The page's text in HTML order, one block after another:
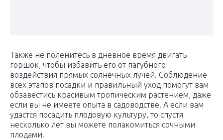
Также не поленитесь в дневное время двигать
горшок, чтобы избавить его от пагубного
воздействия прямых солнечных лучей. Соблюдение
всех этапов посадки и правильный уход помогут вам
обзавестись красивым тропическим растением, даже
если вы не имеете опыта в садоводстве. А если вам
удастся посадить плодовую культуру, то спустя
несколько лет вы можете полакомиться сочными
плодами.